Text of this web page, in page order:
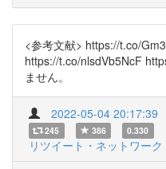
<参考文献> https://t.co/
https://t.co/nlsdVb5NcF
ません。
2022-05-04 20:17:39
245 386 0.330
リツイート・ネットワー